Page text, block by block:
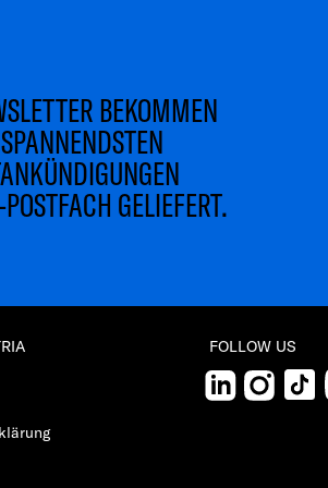
BEKOMMEN
GELIEFERT.
FOLLOW US
LinkedIn